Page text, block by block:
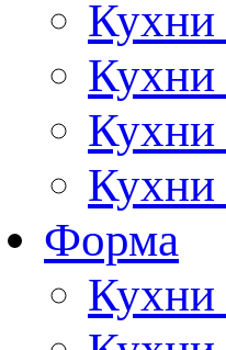
Кухни
Кухни
Кухни
Кухни
Форма
Кухни